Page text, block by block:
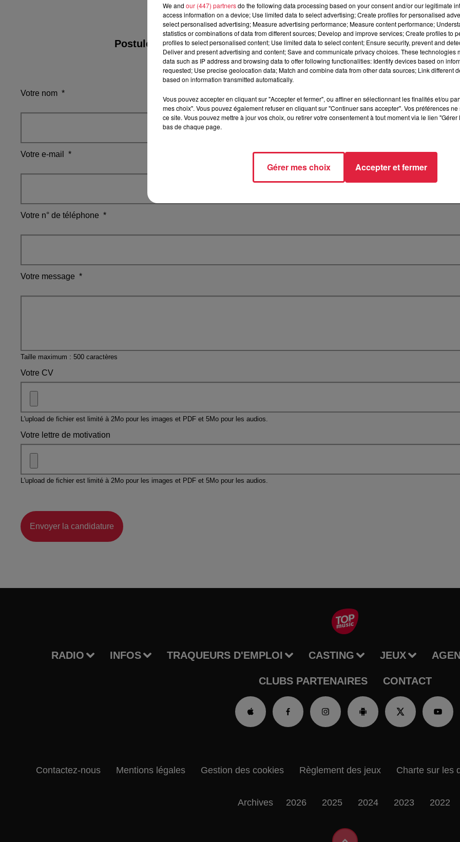
Postulez à l'offre : Méthodiste_contrat 1 an minimum
Votre nom *
Votre e-mail *
Votre n° de téléphone *
Votre message *
Taille maximum : 500 caractères
Votre CV
L'upload de fichier est limité à 2Mo pour les images et PDF et 5Mo pour les audios.
Votre lettre de motivation
L'upload de fichier est limité à 2Mo pour les images et PDF et 5Mo pour les audios.
Envoyer la candidature
RADIO INFOS TRAQUEURS D'EMPLOI CASTING JEUX
CLUBS PARTENAIRES CONTACT
Contactez-nous Mentions légales Gestion des cookies Règlement des jeux Charte sur les
Archives 2026 2025 2024 2023 2022
We and our (447) partnersdo the following data processing based on your consent and/or our legitimate
access information on a device; Use limited data to select advertising; Create profiles for personalised
select personalised advertising; Measure advertising performance; Measure content performance;
statistics or combinations of data from different sources; Develop and improve services; Create profiles to
profiles to select personalised content; Use limited data to select content; Ensure security, prevent and
Deliver and present advertising and content; Save and communicate privacy choices. These technologies
data such as IP address and browsing data to offer following functionalities: Identify devices based on
requested; Use precise geolocation data; Match and combine data from other data sources; Link different
based on information transmitted automatically.
Vous pouvez accepter en cliquant sur "Accepter et fermer", ou affiner en sélectionnant les finalités et/ou
mes choix". Vous pouvez également refuser en cliquant sur "Continuer sans accepter". Vos préférences
ce site. Vous pouvez mettre à jour vos choix, ou retirer votre consentement à tout moment via le lien
bas de chaque page.
Gérer mes choix Accepter et fermer